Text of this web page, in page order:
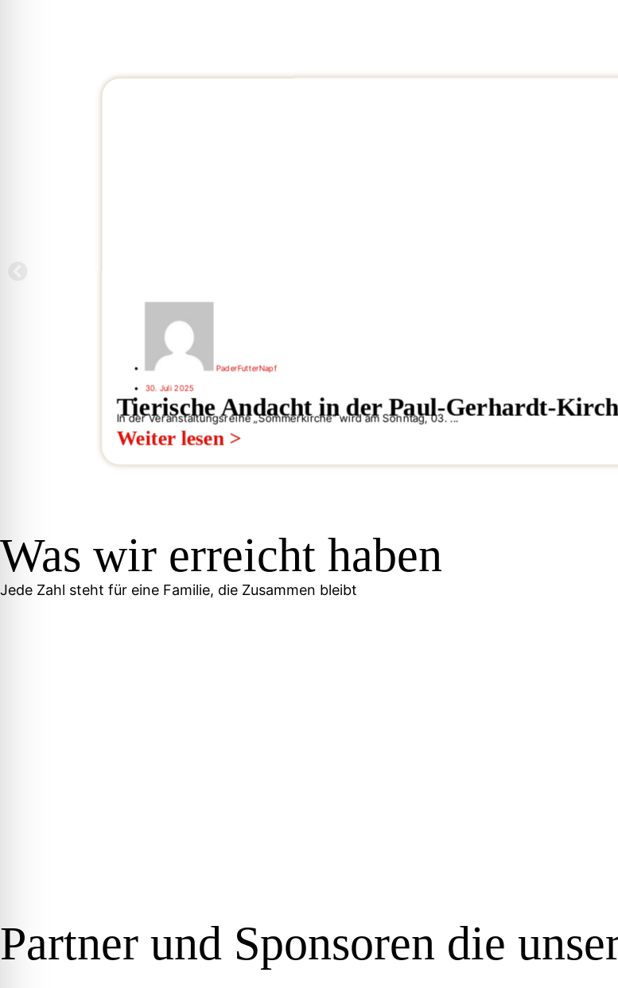
PaderFutterNapf
30. Juli 2025
Tierische Andacht in der Paul-Gerhardt-
In der Veranstaltungsreihe „Sommerkirche“ wird am Sonntag, 03. ...
Weiter lesen >
Was wir erreicht haben
Jede Zahl steht für eine Familie, die Zusammen bleibt
Partner und Sponsoren die